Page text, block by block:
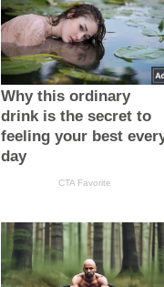
Why this ordinary
drink is the secret to
feeling your best
day
CTA Favorite